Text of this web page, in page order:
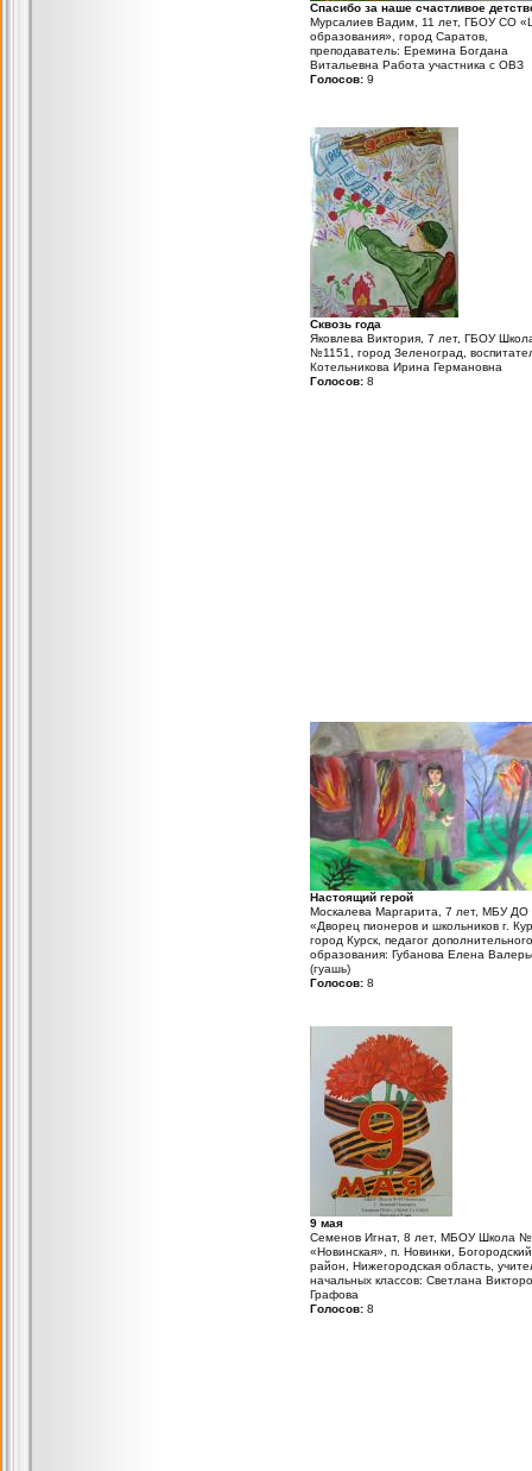
Спасибо за наше счастливое
Мурсалиев Вадим, 11 лет, ГБОУ СО
образования», город Саратов,
преподаватель: Еремина Богдана
Витальевна Работа участника с ОВЗ
Голосов: 9
Сквозь года
Яковлева Виктория, 7 лет, ГБОУ
№1151, город Зеленоград,
Котельникова Ирина Германовна
Голосов: 8
Настоящий герой
Москалева Маргарита, 7 лет, МБУ ДО
«Дворец пионеров и школьников г.
город Курск, педагог дополнительного
образования: Губанова Елена
(гуашь)
Голосов: 8
9 мая
Семенов Игнат, 8 лет, МБОУ Школа
«Новинская», п. Новинки, Богородский
район, Нижегородская область,
начальных классов: Светлана
Графова
Голосов: 8